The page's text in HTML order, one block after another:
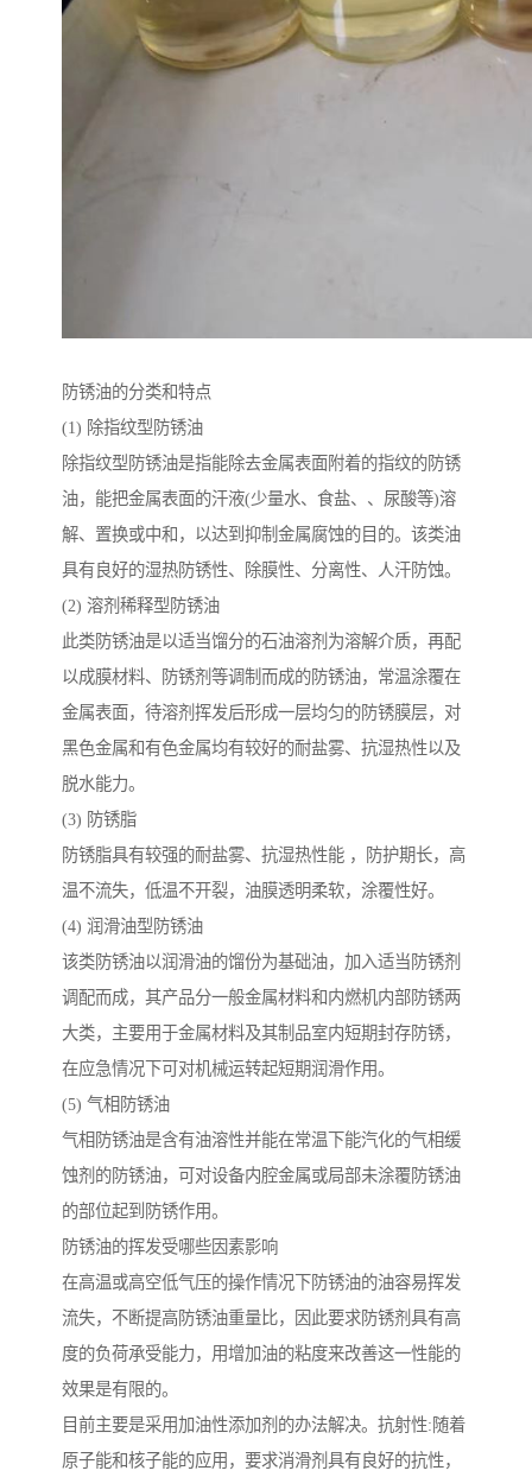
防锈油的分类和特点
(1) 除指纹型防锈油
除指纹型防锈油是指能除去金属表面附着的指纹的防锈
油，能把金属表面的汗液(少量水、食盐、、尿酸等)溶
解、置换或中和，以达到抑制金属腐蚀的目的。该类油
具有良好的湿热防锈性、除膜性、分离性、人汗防蚀。
(2) 溶剂稀释型防锈油
此类防锈油是以适当馏分的石油溶剂为溶解介质，再配
以成膜材料、防锈剂等调制而成的防锈油，常温涂覆在
金属表面，待溶剂挥发后形成一层均匀的防锈膜层，对
黑色金属和有色金属均有较好的耐盐雾、抗湿热性以及
脱水能力。
(3) 防锈脂
防锈脂具有较强的耐盐雾、抗湿热性能 ，防护期长，高
温不流失，低温不开裂，油膜透明柔软，涂覆性好。
(4) 润滑油型防锈油
该类防锈油以润滑油的馏份为基础油，加入适当防锈剂
调配而成，其产品分一般金属材料和内燃机内部防锈两
大类，主要用于金属材料及其制品室内短期封存防锈，
在应急情况下可对机械运转起短期润滑作用。
(5) 气相防锈油
气相防锈油是含有油溶性并能在常温下能汽化的气相缓
蚀剂的防锈油，可对设备内腔金属或局部未涂覆防锈油
的部位起到防锈作用。
防锈油的挥发受哪些因素影响
在高温或高空低气压的操作情况下防锈油的油容易挥发
流失，不断提高防锈油重量比，因此要求防锈剂具有高
度的负荷承受能力，用增加油的粘度来改善这一性能的
效果是有限的。
目前主要是采用加油性添加剂的办法解决。抗射性:随着
原子能和核子能的应用，要求消滑剂具有良好的抗性，